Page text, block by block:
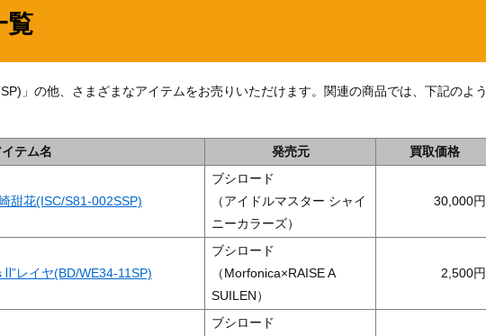
覧
」の他、さまざまなアイテムをお売りいただけます。関連の商品では、下記のよう
イテム名 発売元 買取価格
甜花(ISC/S81-002SSP)
ブシロード
（アイドルマスター シャイ
ニーカラーズ）
30,000
レイヤ(BD/WE34-11SP)
ブシロード
（Morfonica×RAISE A
SUILEN）
2,500
ブシロード